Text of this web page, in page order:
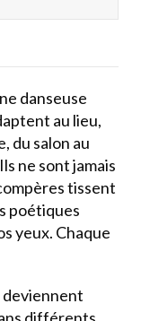
danseuse
au lieu,
du salon au
ne sont jamais
tissent
poétiques
yeux. Chaque
deviennent